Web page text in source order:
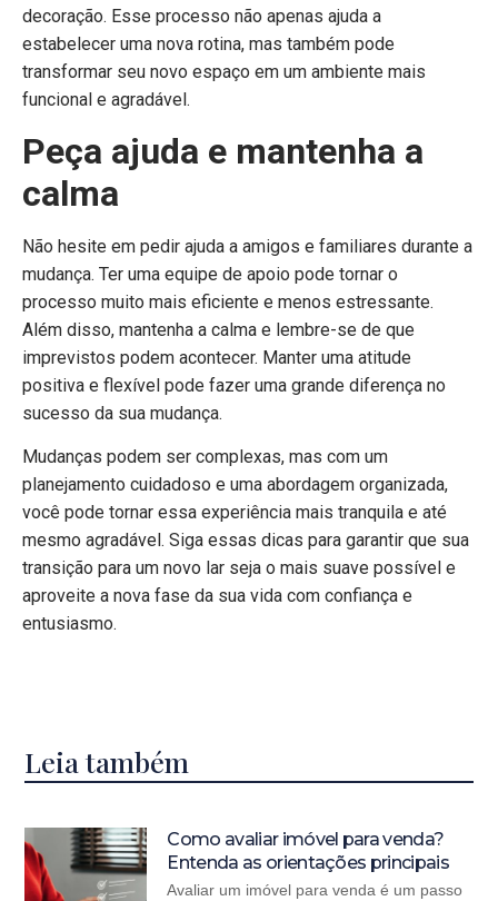
decoração. Esse processo não apenas ajuda a
estabelecer uma nova rotina, mas também pode
transformar seu novo espaço em um ambiente mais
funcional e agradável.
Peça ajuda e mantenha a
calma
Não hesite em pedir ajuda a amigos e familiares durante a
mudança. Ter uma equipe de apoio pode tornar o
processo muito mais eficiente e menos estressante.
Além disso, mantenha a calma e lembre-se de que
imprevistos podem acontecer. Manter uma atitude
positiva e flexível pode fazer uma grande diferença no
sucesso da sua mudança.
Mudanças podem ser complexas, mas com um
planejamento cuidadoso e uma abordagem organizada,
você pode tornar essa experiência mais tranquila e até
mesmo agradável. Siga essas dicas para garantir que sua
transição para um novo lar seja o mais suave possível e
aproveite a nova fase da sua vida com confiança e
entusiasmo.
Leia também
Como avaliar imóvel para venda?
Entenda as orientações principais
Avaliar um imóvel para venda é um passo